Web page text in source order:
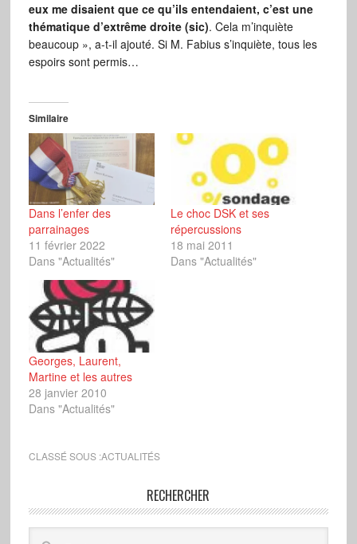
eux me disaient que ce qu’ils entendaient, c’est une
thématique d’extrême droite (sic). Cela m’inquiète
beaucoup », a-t-il ajouté. Si M. Fabius s’inquiète, tous les
espoirs sont permis…
Similaire
Dans l’enfer des
parrainages
11 février 2022
Dans "Actualités"
Le choc DSK et ses
répercussions
18 mai 2011
Dans "Actualités"
Georges, Laurent,
Martine et les autres
28 janvier 2010
Dans "Actualités"
CLASSÉ SOUS :ACTUALITÉS
RECHERCHER